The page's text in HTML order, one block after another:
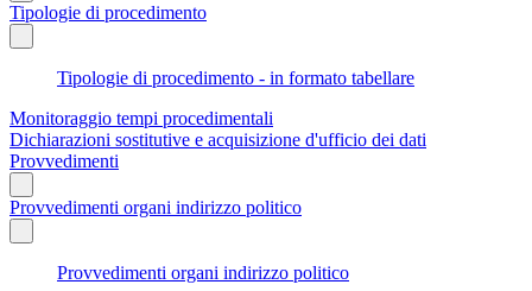
Tipologie di procedimento
Tipologie di procedimento - in formato tabellare
Monitoraggio tempi procedimentali
Dichiarazioni sostitutive e acquisizione d'ufficio dei dati
Provvedimenti
Provvedimenti organi indirizzo politico
Provvedimenti organi indirizzo politico